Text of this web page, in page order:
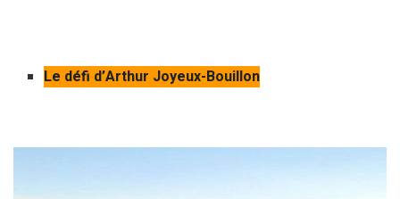
Le défi d’Arthur Joyeux-Bouillon